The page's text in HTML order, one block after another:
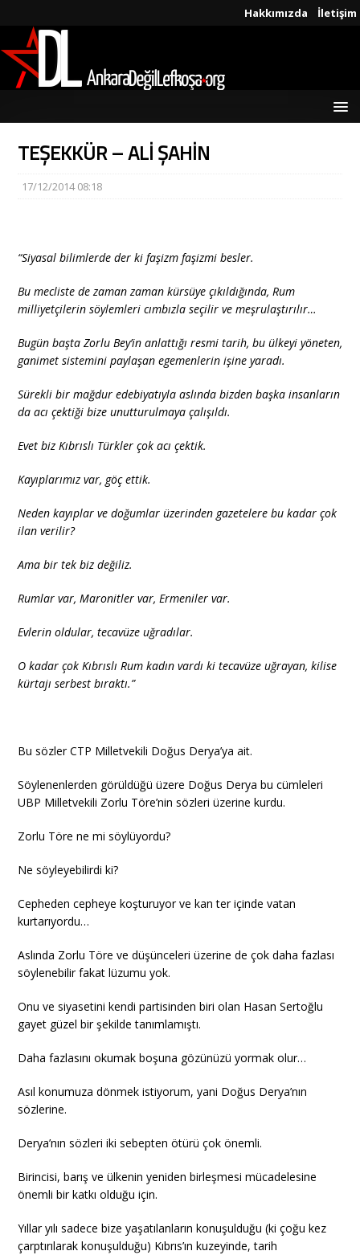
Hakkımızda İletişim
TEŞEKKÜR – ALİ ŞAHİN
17/12/2014 08:18
“Siyasal bilimlerde der ki faşizm faşizmi besler.
Bu mecliste de zaman zaman kürsüye çıkıldığında, Rum
milliyetçilerin söylemleri cımbızla seçilir ve meşrulaştırılır…
Bugün başta Zorlu Bey’in anlattığı resmi tarih, bu ülkeyi yöneten,
ganimet sistemini paylaşan egemenlerin işine yaradı.
Sürekli bir mağdur edebiyatıyla aslında bizden başka insanların
da acı çektiği bize unutturulmaya çalışıldı.
Evet biz Kıbrıslı Türkler çok acı çektik.
Kayıplarımız var, göç ettik.
Neden kayıplar ve doğumlar üzerinden gazetelere bu kadar çok
ilan verilir?
Ama bir tek biz değiliz.
Rumlar var, Maronitler var, Ermeniler var.
Evlerin oldular, tecavüze uğradılar.
O kadar çok Kıbrıslı Rum kadın vardı ki tecavüze uğrayan, kilise
kürtajı serbest bıraktı.”
Bu sözler CTP Milletvekili Doğus Derya’ya ait.
Söylenenlerden görüldüğü üzere Doğus Derya bu cümleleri
UBP Milletvekili Zorlu Töre’nin sözleri üzerine kurdu.
Zorlu Töre ne mi söylüyordu?
Ne söyleyebilirdi ki?
Cepheden cepheye koşturuyor ve kan ter içinde vatan
kurtarıyordu…
Aslında Zorlu Töre ve düşünceleri üzerine de çok daha fazlası
söylenebilir fakat lüzumu yok.
Onu ve siyasetini kendi partisinden biri olan Hasan Sertoğlu
gayet güzel bir şekilde tanımlamıştı.
Daha fazlasını okumak boşuna gözünüzü yormak olur…
Asıl konumuza dönmek istiyorum, yani Doğus Derya’nın
sözlerine.
Derya’nın sözleri iki sebepten ötürü çok önemli.
Birincisi, barış ve ülkenin yeniden birleşmesi mücadelesine
önemli bir katkı olduğu için.
Yıllar yılı sadece bize yaşatılanların konuşulduğu (ki çoğu kez
çarptırılarak konuşulduğu) Kıbrıs’ın kuzeyinde, tarih